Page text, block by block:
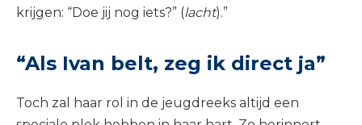
krijgen: “Doe jij nog iets?” (lacht).”
“Als Ivan belt, zeg ik direct ja”
Toch zal haar rol in de jeugdreeks altijd een